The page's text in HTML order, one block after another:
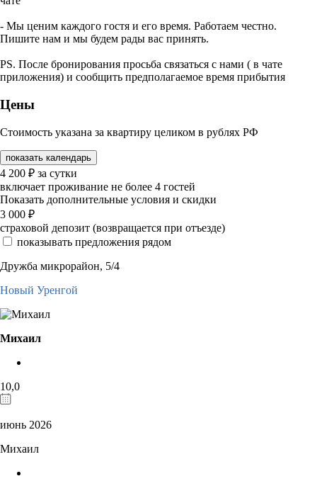
- Мы ценим каждого гостя и его время. Работаем честно.
Пишите нам и мы будем рады вас принять.
PS. После бронирования просьба связаться с нами ( в чате
приложения) и сообщить предполагаемое время прибытия
Цены
Стоимость указана за квартиру целиком в рублях РФ
показать календарь
4 200 ₽ за сутки
включает проживание не более 4 гостей
Показать дополнительные условия и скидки
3 000 ₽
страховой депозит (возвращается при отъезде)
показывать предложения рядом
Дружба микрорайон, 5/4
Новый Уренгой
Михаил
10,0
июнь 2026
Михаил